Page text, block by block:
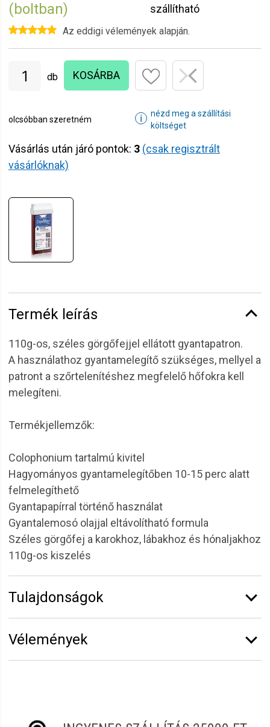
(boltban)
szállítható
Az eddigi vélemények alapján.
db KOSÁRBA
olcsóbban szeretném ℹ
nézd meg a szállítási
költséget
Vásárlás után járó pontok: 3 (csak regisztrált
vásárlóknak)
Termék leírás
110g-os, széles görgőfejjel ellátott gyantapatron.
A használathoz gyantamelegítő szükséges, mellyel a
patront a szőrtelenítéshez megfelelő hőfokra kell
melegíteni.
Termékjellemzők:
Colophonium tartalmú kivitel
Hagyományos gyantamelegítőben 10-15 perc alatt
felmelegíthető
Gyantapapírral történő használat
Gyantalemosó olajjal eltávolítható formula
Széles görgőfej a karokhoz, lábakhoz és hónaljakhoz
110g-os kiszelés
Tulajdonságok
Kiszerelés:
Vélemények